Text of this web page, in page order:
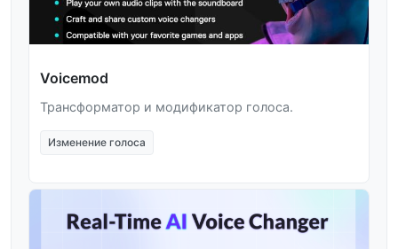
Voicemod
Трансформатор и модификатор голоса.
Изменение голоса